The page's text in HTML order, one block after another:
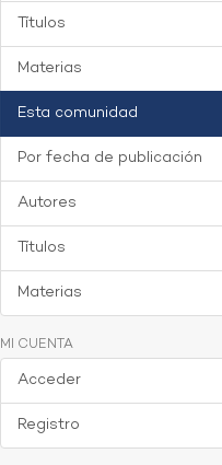
Títulos
Materias
Esta comunidad
Por fecha de publicación
Autores
Títulos
Materias
MI CUENTA
Acceder
Registro